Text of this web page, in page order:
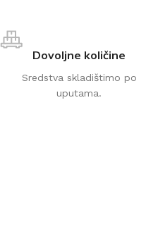
Dovoljne količine
Sredstva skladištimo po
uputama.